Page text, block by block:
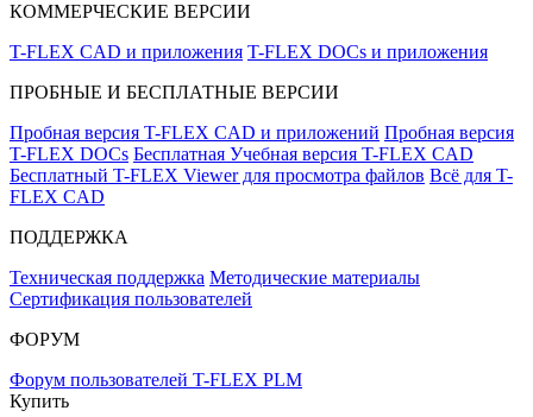
КОММЕРЧЕСКИЕ ВЕРСИИ
T-FLEX CAD и приложения T-FLEX DOCs и приложения
ПРОБНЫЕ И БЕСПЛАТНЫЕ ВЕРСИИ
Пробная версия T-FLEX CAD и приложений Пробная версия
T-FLEX DOCs Бесплатная Учебная версия T-FLEX CAD
Бесплатный T-FLEX Viewer для просмотра файлов Всё для T-
FLEX CAD
ПОДДЕРЖКА
Техническая поддержка Методические материалы
Сертификация пользователей
ФОРУМ
Форум пользователей T-FLEX PLM
Купить